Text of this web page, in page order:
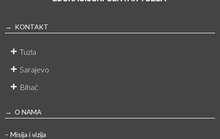
→ KONTAKT
Tuzla
Sarajevo
Bihać
→ O NAMA
– Misija i vizija